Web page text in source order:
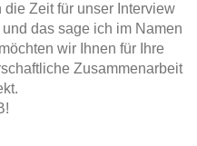
die Zeit für unser Interview
das sage ich im Namen
wir Ihnen für Ihre
Zusammenarbeit